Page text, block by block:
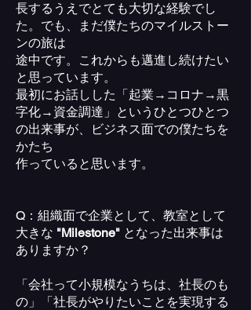
長するうえでとても大切な経験でし
た。でも、まだ僕たちのマイルストー
ンの旅は
途中です。これからも邁進し続けたい
と思っています。
最初にお話しした「起業→コロナ→黒
字化→資金調達」というひとつひとつ
の出来事が、ビジネス面での僕たちを
かたち
作っていると思います。
Q：組織面で企業として、教室として
大きな "Milestone" となった出来事は
ありますか？
「会社って小規模なうちは、社長のも
の」「社長がやりたいことを実現する